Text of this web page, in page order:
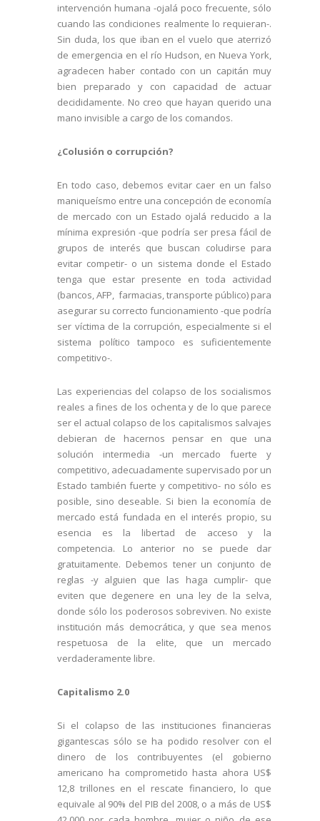
intervención humana -ojalá poco frecuente, sólo
cuando las condiciones realmente lo requieran-.
Sin duda, los que iban en el vuelo que aterrizó
de emergencia en el río Hudson, en Nueva York,
agradecen haber contado con un capitán muy
bien preparado y con capacidad de actuar
decididamente. No creo que hayan querido una
mano invisible a cargo de los comandos.
¿Colusión o corrupción?
En todo caso, debemos evitar caer en un falso
maniqueísmo entre una concepción de economía
de mercado con un Estado ojalá reducido a la
mínima expresión -que podría ser presa fácil de
grupos de interés que buscan coludirse para
evitar competir- o un sistema donde el Estado
tenga que estar presente en toda actividad
(bancos, AFP, farmacias, transporte público) para
asegurar su correcto funcionamiento -que podría
ser víctima de la corrupción, especialmente si el
sistema político tampoco es suficientemente
competitivo-.
Las experiencias del colapso de los socialismos
reales a fines de los ochenta y de lo que parece
ser el actual colapso de los capitalismos salvajes
debieran de hacernos pensar en que una
solución intermedia -un mercado fuerte y
competitivo, adecuadamente supervisado por un
Estado también fuerte y competitivo- no sólo es
posible, sino deseable. Si bien la economía de
mercado está fundada en el interés propio, su
esencia es la libertad de acceso y la
competencia. Lo anterior no se puede dar
gratuitamente. Debemos tener un conjunto de
reglas -y alguien que las haga cumplir- que
eviten que degenere en una ley de la selva,
donde sólo los poderosos sobreviven. No existe
institución más democrática, y que sea menos
respetuosa de la elite, que un mercado
verdaderamente libre.
Capitalismo 2.0
Si el colapso de las instituciones financieras
gigantescas sólo se ha podido resolver con el
dinero de los contribuyentes (el gobierno
americano ha comprometido hasta ahora US$
12,8 trillones en el rescate financiero, lo que
equivale al 90% del PIB del 2008, o a más de US$